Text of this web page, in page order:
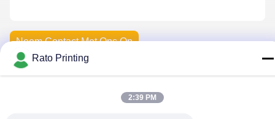
Neem Contact Met Ons Op
| China Goed Kwaliteit aangepaste
Rato Printing
2:39 PM